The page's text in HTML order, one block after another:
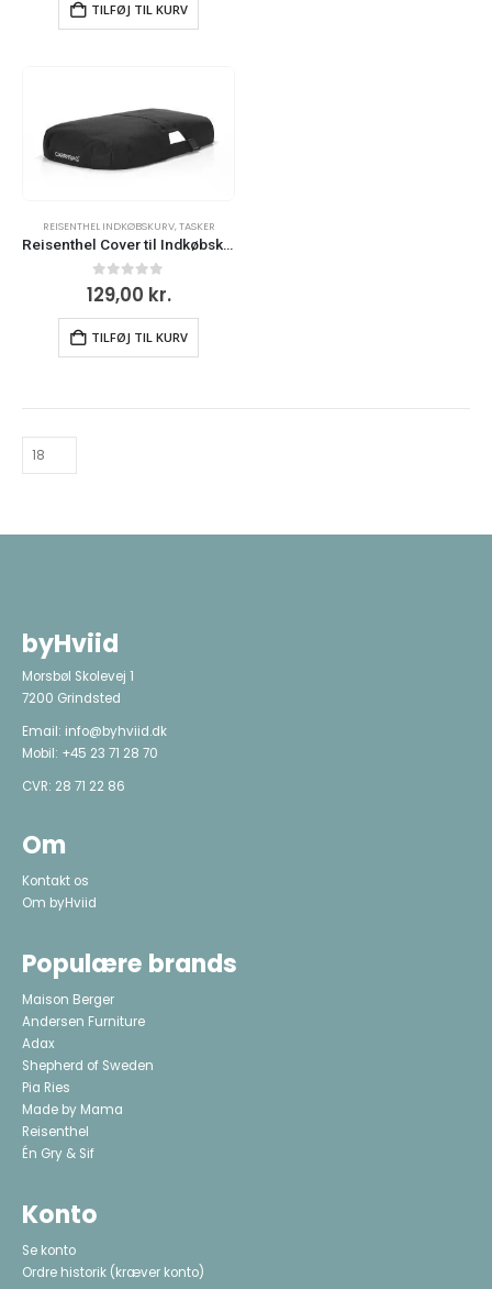
TILFØJ TIL KURV
REISENTHEL INDKØBSKURV,TASKER
Reisenthel Cover til Indkøbskurv
0ud af 5
129,00 kr.
TILFØJ TIL KURV
byHviid
Morsbøl Skolevej 1
7200 Grindsted
Email: info@byhviid.dk
Mobil: +45 23 71 28 70
CVR: 28 71 22 86
Om
Kontakt os
Om byHviid
Populære brands
Maison Berger
Andersen Furniture
Adax
Shepherd of Sweden
Pia Ries
Made by Mama
Reisenthel
Én Gry & Sif
Konto
Se konto
Ordre historik (kræver konto)